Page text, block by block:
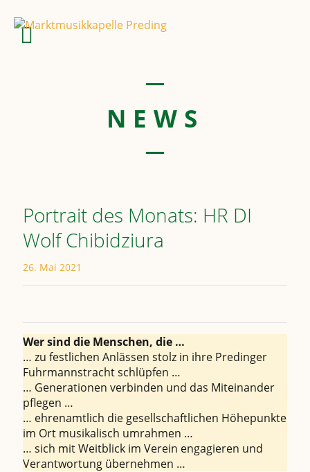
NEWS
Portrait des Monats: HR DI
Wolf Chibidziura
26. Mai 2021
Wer sind die Menschen, die …
… zu festlichen Anlässen stolz in ihre Predinger
Fuhrmannstracht schlüpfen …
… Generationen verbinden und das Miteinander
pflegen …
… ehrenamtlich die gesellschaftlichen Höhepunkte
im Ort musikalisch umrahmen …
… sich mit Weitblick im Verein engagieren und
Verantwortung übernehmen …